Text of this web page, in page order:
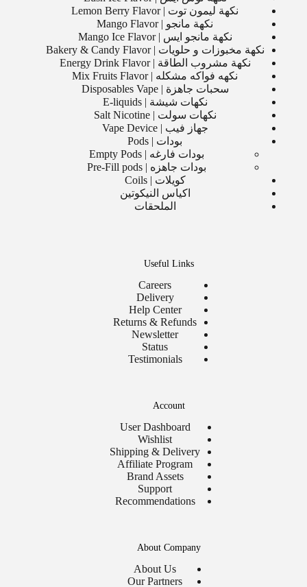
نكهة ليمون توت | Lemon Berry Flavor
نكهة مانجو | Mango Flavor
نكهة مانجو ايس | Mango Ice Flavor
نكهة مخبوزات و حلويات | Bakery & Candy Flavor
نكهة مشروب الطاقة | Energy Drink Flavor
نكهه فواكه مشكله | Mix Fruits Flavor
سحبات جاهزة | Disposables Vape
نكهات شيشة | E-liquids
نكهات سولت | Salt Nicotine
جهاز فيب | Vape Device
بودات | Pods
بودات فارغه | Empty Pods
بودات جاهزه | Pre-Fill pods
كويلات | Coils
اكياس النيكوتين
الملحقات
Useful Links
Careers
Delivery
Help Center
Returns & Refunds
Newsletter
Status
Testimonials
Account
User Dashboard
Wishlist
Shipping & Delivery
Affiliate Program
Brand Assets
Support
Recommendations
About Company
About Us
Our Partners